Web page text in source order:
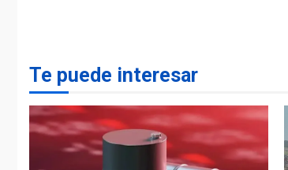
Te puede interesar